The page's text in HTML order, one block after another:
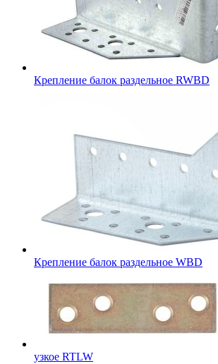
Крепление балок раздельное RWBD
Крепление балок раздельное WBD
узкое RTLW